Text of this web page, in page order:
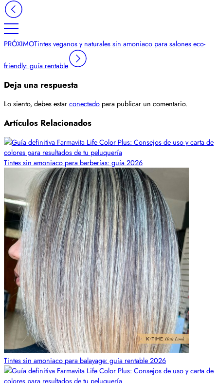
PRÓXIMOTintes veganos y naturales sin amoniaco para salones eco-
friendly: guía rentable
Deja una respuesta
Lo siento, debes estarconectado para publicar un comentario.
Artículos Relacionados
Tintes sin amoniaco para barberías: guía 2026
Tintes sin amoniaco para balayage: guía rentable 2026